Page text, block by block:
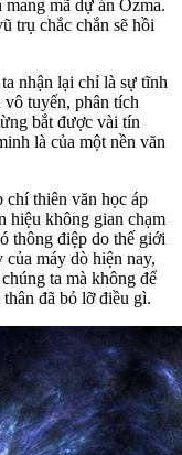
mã dự án Ozma.
trụ chắc chắn sẽ hồi
nhận lại chỉ là sự tĩnh
tuyến, phân tích
bắt được vài tín
là của một nền văn
chí thiên văn học áp
hiệu không gian chạm
thông điệp do thế giới
máy dò hiện nay,
ta mà không để
đã bỏ lỡ điều gì.